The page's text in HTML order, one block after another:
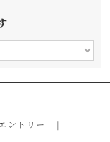
ントリー